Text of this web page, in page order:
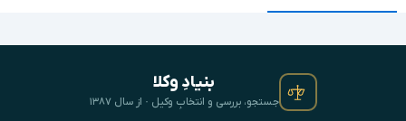
بنیادِ وکلا
جستجو، بررسی و انتخابِ وکیل · از سال ۱۳۸۷